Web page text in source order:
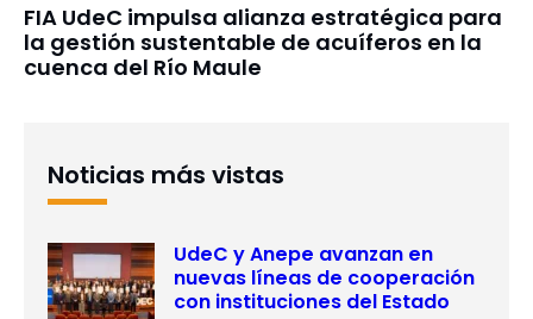
FIA UdeC impulsa alianza estratégica para
la gestión sustentable de acuíferos en la
cuenca del Río Maule
Noticias más vistas
UdeC y Anepe avanzan en
nuevas líneas de cooperación
con instituciones del Estado